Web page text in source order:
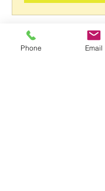
Phone Email